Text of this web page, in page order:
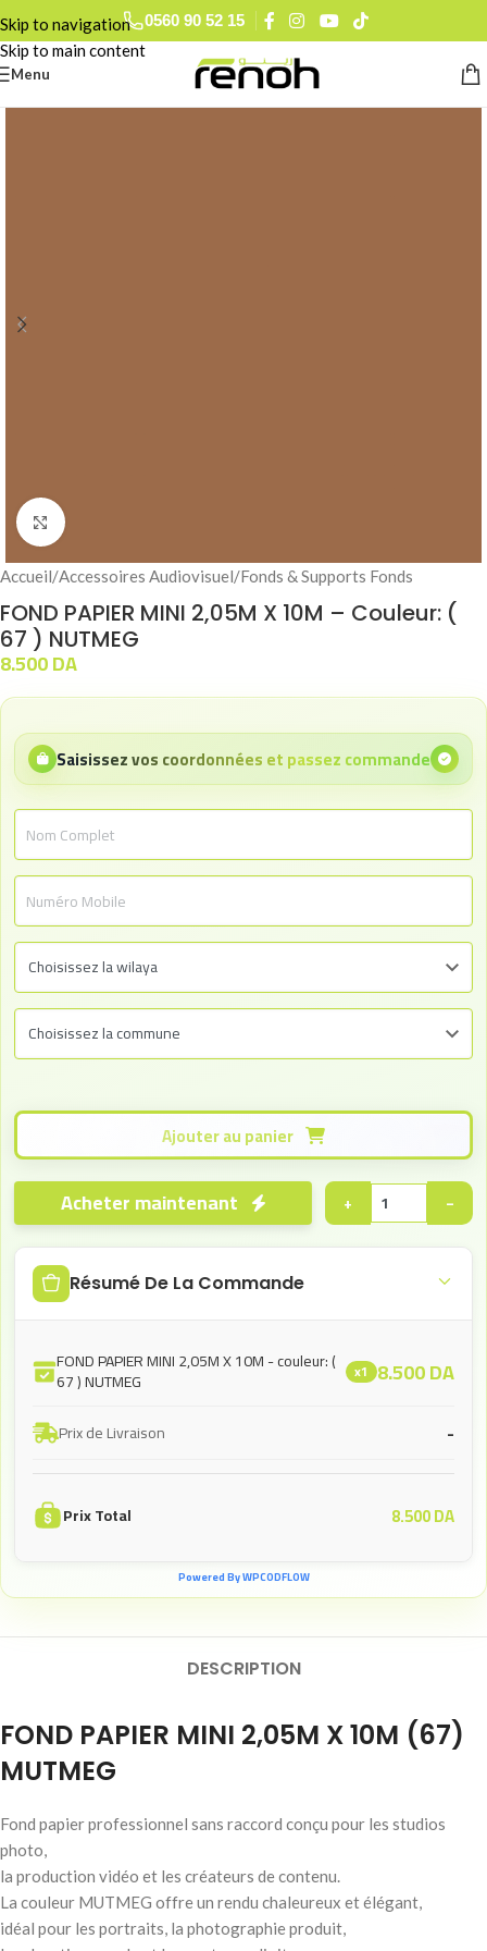
Skip to navigation
Skip to main content
0560 90 52 15
Menu
Click to enlarge
Accueil/Accessoires Audiovisuel/Fonds & Supports Fonds
FOND PAPIER MINI 2,05M X 10M – Couleur: (
67 ) NUTMEG
8.500DA
Saisissez vos coordonnées et passez commande
−
+
Acheter maintenant
Résumé De La Commande
FOND PAPIER MINI 2,05M X 10M - couleur: (
67 ) NUTMEG x1 8.500DA
Prix de Livraison -
Prix Total 8.500DA
Powered By WPCODFLOW
DESCRIPTION
FOND PAPIER MINI 2,05M X 10M (67)
MUTMEG
Fond papier professionnel sans raccord conçu pour les studios
photo,
la production vidéo et les créateurs de contenu.
La couleur MUTMEG offre un rendu chaleureux et élégant,
idéal pour les portraits, la photographie produit,